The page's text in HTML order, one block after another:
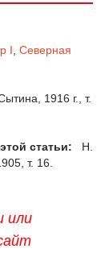
I Северная
1916 г., т.
статьи:
Н.
т. 16.
или